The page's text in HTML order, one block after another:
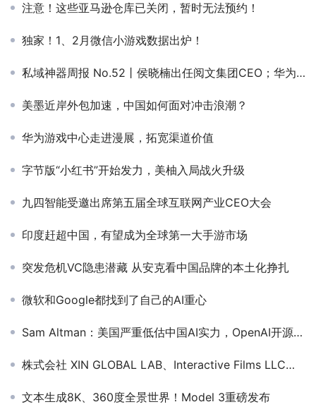
注意！这些亚马逊仓库已关闭，暂时无法预约！
独家！1、2月微信小游戏数据出炉！
私域神器周报 No.52丨侯晓楠出任阅文集团CEO；华为推出分布式数据库GaussDB
美墨近岸外包加速，中国如何面对冲击浪潮？
华为游戏中心走进漫展，拓宽渠道价值
字节版“小红书”开始发力，美柚入局战火升级
九四智能受邀出席第五届全球互联网产业CEO大会
印度赶超中国，有望成为全球第一大手游市场
突发危机VC隐患潜藏 从安克看中国品牌的本土化挣扎
微软和Google都找到了自己的AI重心
Sam Altman：美国严重低估中国AI实力，OpenAI开源因为DeepSeek
株式会社 XIN GLOBAL LAB、Interactive Films LLC、New Univers 确认加入 PAGC 2025丨第五届全球产品与增长展会 短剧对接会
文本生成8K、360度全景世界！Model 3重磅发布